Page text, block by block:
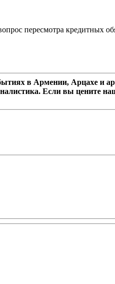
пересмотра кредитных
в Армении, Арцахе и
Если вы цените